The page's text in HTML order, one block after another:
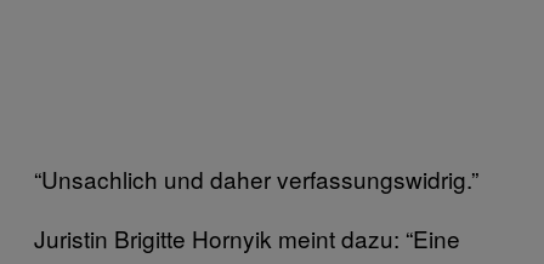
“Unsachlich und daher verfassungswidrig.”
Juristin Brigitte Hornyik meint dazu: “Eine